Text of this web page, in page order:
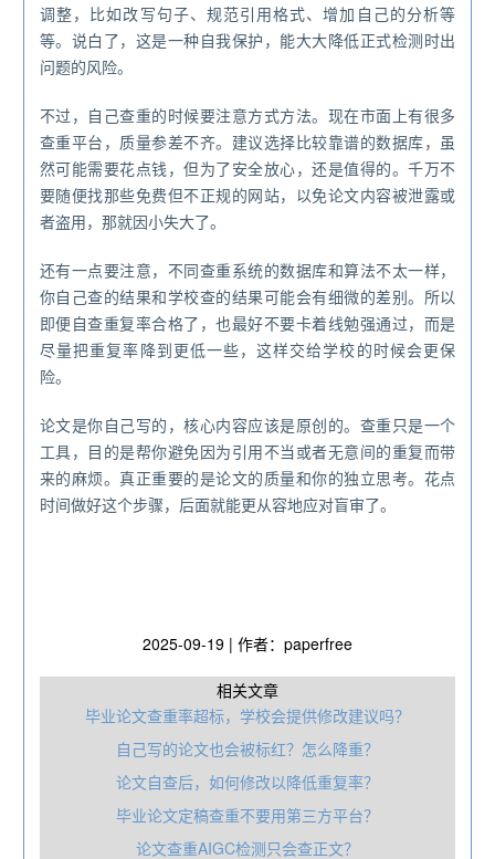
调整，比如改写句子、规范引用格式、增加自己的分析等
等。说白了，这是一种自我保护，能大大降低正式检测时出
问题的风险。
不过，自己查重的时候要注意方式方法。现在市面上有很多
查重平台，质量参差不齐。建议选择比较靠谱的数据库，虽
然可能需要花点钱，但为了安全放心，还是值得的。千万不
要随便找那些免费但不正规的网站，以免论文内容被泄露或
者盗用，那就因小失大了。
还有一点要注意，不同查重系统的数据库和算法不太一样，
你自己查的结果和学校查的结果可能会有细微的差别。所以
即便自查重复率合格了，也最好不要卡着线勉强通过，而是
尽量把重复率降到更低一些，这样交给学校的时候会更保
险。
论文是你自己写的，核心内容应该是原创的。查重只是一个
工具，目的是帮你避免因为引用不当或者无意间的重复而带
来的麻烦。真正重要的是论文的质量和你的独立思考。花点
时间做好这个步骤，后面就能更从容地应对盲审了。
2025-09-19 | 作者：paperfree
相关文章
毕业论文查重率超标，学校会提供修改建议吗？
自己写的论文也会被标红？怎么降重？
论文自查后，如何修改以降低重复率？
毕业论文定稿查重不要用第三方平台？
论文查重AIGC检测只会查正文？